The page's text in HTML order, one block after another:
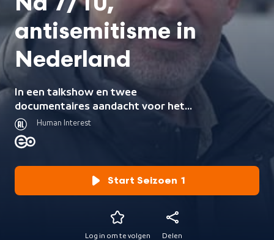
antisemitisme in
Nederland
In een talkshow en twee
documentaires aandacht voor het
antisemitisme in Nederland dat door
de oorlog tussen Israël en Hamas
onverhuld zichtbaar wordt.
Human Interest
Start Seizoen 1
Log in om te volgen Delen